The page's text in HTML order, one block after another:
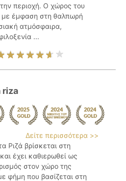
περιοχή. Ο χώρος του
με έμφαση στη θαλπωρή
ατμόσφαιρα,
...
riza
Δείτε περισσότερα >>
Ριζά βρίσκεται στη
έχει καθιερωθεί ως
στον χώρο της
φήμη που βασίζεται στη